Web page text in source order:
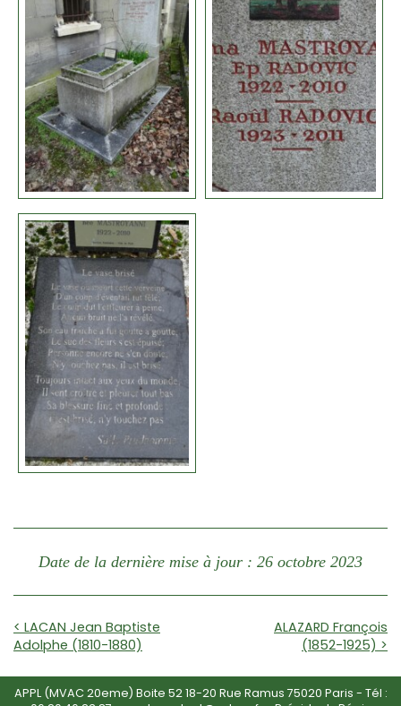
Date de la dernière mise à jour : 26 octobre 2023
< LACAN Jean Baptiste
Adolphe (1810-1880)
ALAZARD François
(1852-1925) >
APPL (MVAC 20eme) Boite 52 18-20 Rue Ramus 75020 Paris - Tél :